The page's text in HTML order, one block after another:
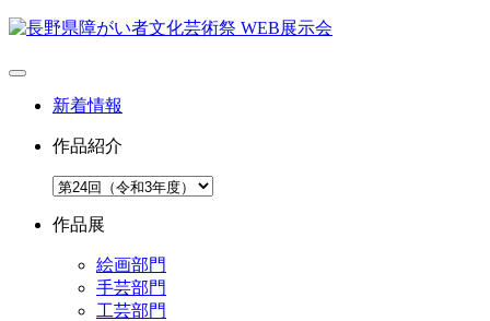
新着情報
作品紹介
作品展
絵画部門
手芸部門
工芸部門